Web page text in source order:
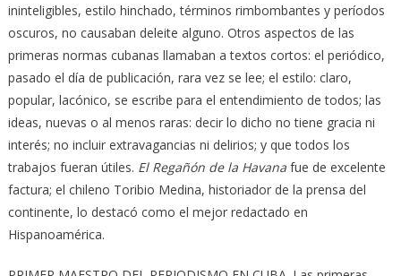
ininteligibles, estilo hinchado, términos rimbombantes y períodos
oscuros, no causaban deleite alguno. Otros aspectos de las
primeras normas cubanas llamaban a textos cortos: el periódico,
pasado el día de publicación, rara vez se lee; el estilo: claro,
popular, lacónico, se escribe para el entendimiento de todos; las
ideas, nuevas o al menos raras: decir lo dicho no tiene gracia ni
interés; no incluir extravagancias ni delirios; y que todos los
trabajos fueran útiles. El Regañón de la Havanafue de excelente
factura; el chileno Toribio Medina, historiador de la prensa del
continente, lo destacó como el mejor redactado en
Hispanoamérica.